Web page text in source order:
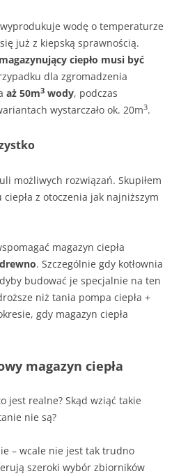
wyprodukuje wodę o temperaturze
już z kiepską sprawnością.
ciepło musi być
dla zgromadzenia
aż 50m3 wody, podczas
wystarczało ok. 20m3.
możliwych rozwiązań. Skupiłem
z otoczenia jak najniższym
magazyn ciepła
. Szczególnie gdy kotłownia
budować je specjalnie na ten
niż tania pompa ciepła +
gdy magazyn ciepła
magazyn ciepła
jest realne? Skąd wziąć takie
nie są?
– wcale nie jest tak trudno
szeroki wybór zbiorników